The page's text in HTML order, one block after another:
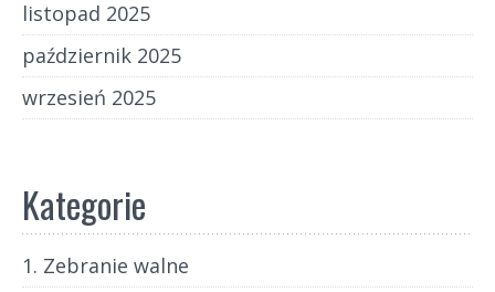
listopad 2025
październik 2025
wrzesień 2025
Kategorie
1. Zebranie walne